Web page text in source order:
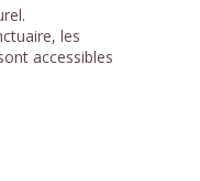
les
accessibles